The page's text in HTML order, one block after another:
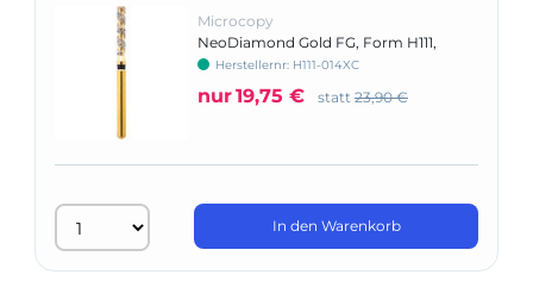
Microcopy
NeoDiamond Gold FG, Form H111,
NeoSpiral, Zylinder flach
Herstellernr: H111-014XC
nur19,75 € statt 23,90 €
In den Warenkorb